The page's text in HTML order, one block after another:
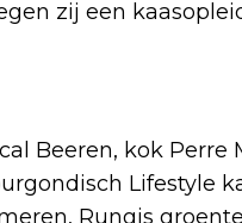
zij een
Beeren, kok Perre
Lifestyle
Rungis